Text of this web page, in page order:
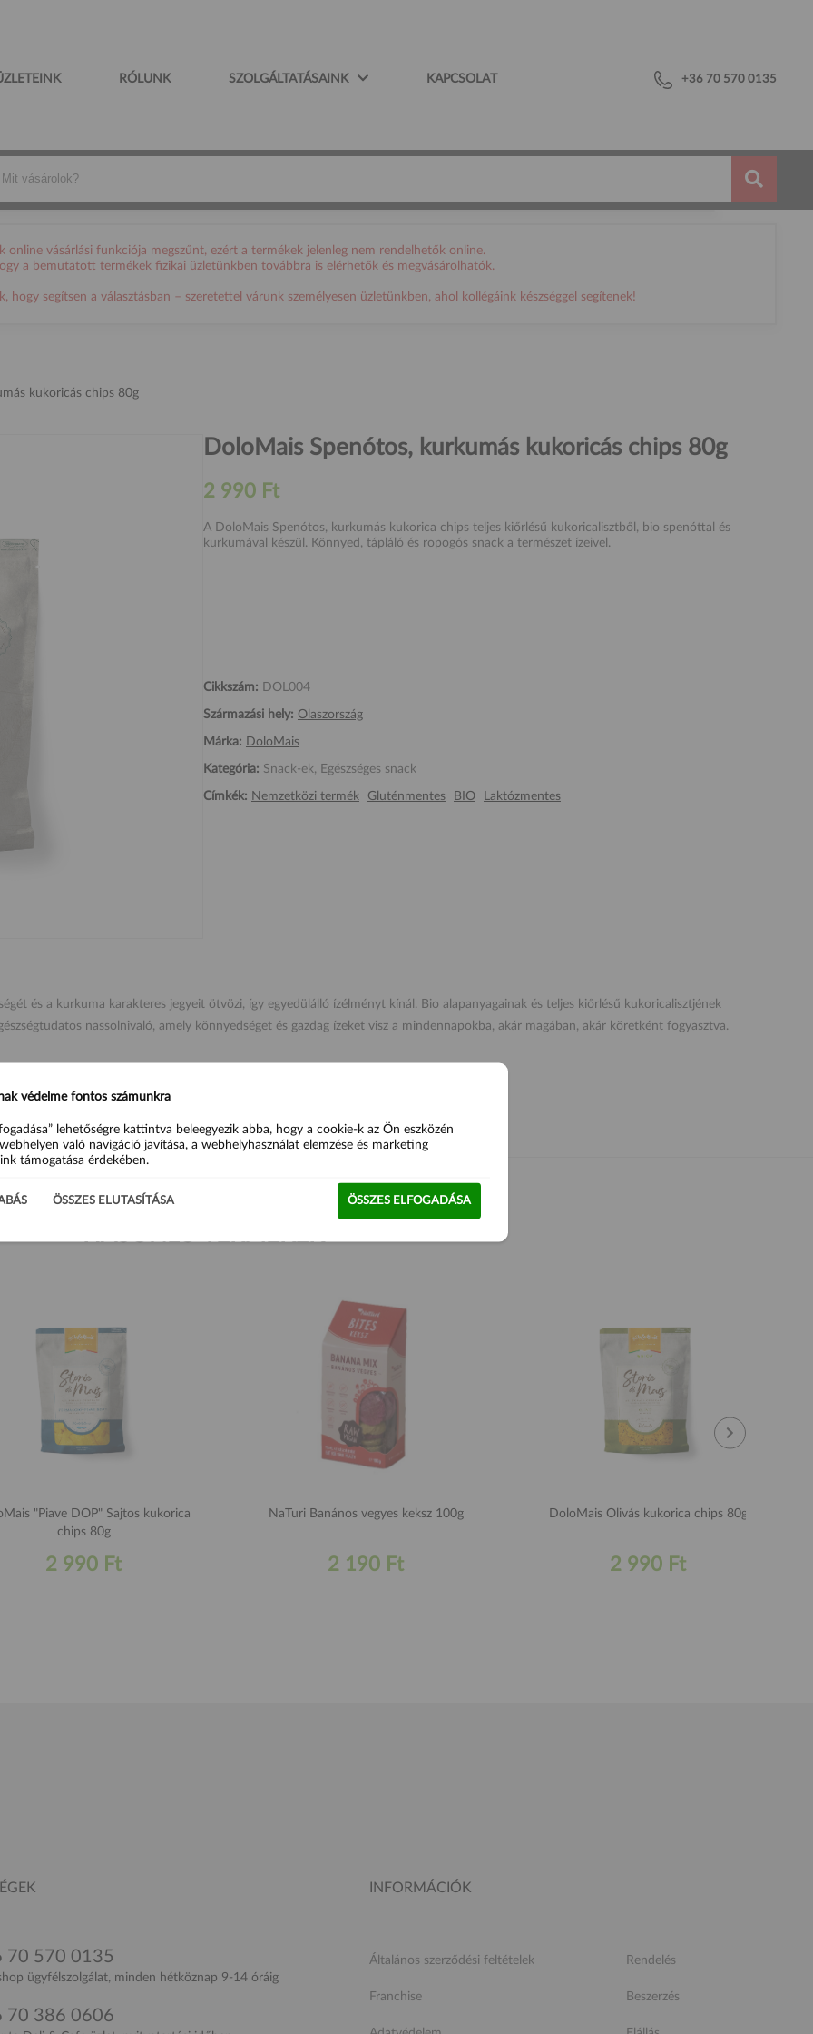
RÓLUNK SZOLGÁLTATÁSAINK KAPCSOLAT +36 70 570 0135
online vásárlási funkciója megszűnt, ezért a termékek jelenleg nem rendelhetők online.
a bemutatott termékek fizikai üzletünkben továbbra is elérhetők és megvásárolhatók.
segítsen a választásban – szeretettel várunk személyesen üzletünkben, ahol kollégáink készséggel segítenek!
kukoricás chips 80g
DoloMais Spenótos, kurkumás kukoricás chips 80g
2 990 Ft
A DoloMais Spenótos, kurkumás kukorica chips teljes kiőrlésű kukoricalisztből, bio spenóttal és
kurkumával készül. Könnyed, tápláló és ropogós snack a természet ízeivel.
Cikkszám: DOL004
Származási hely: Olaszország
Márka: DoloMais
Kategória: Snack-ek, Egészséges snack
Címkék: Nemzetközi termék Gluténmentes BIO Laktózmentes
és a kurkuma karakteres jegyeit ötvözi, így egyedülálló ízélményt kínál. Bio alapanyagainak és teljes kiőrlésű kukoricalisztjének
nassolnivaló, amely könnyedséget és gazdag ízeket visz a mindennapokba, akár magában, akár köretként fogyasztva.
alapanyagok felhasználásával, a természet tiszta ízeit kiemelve.
"Piave DOP" Sajtos kukorica
chips 80g
2 990 Ft
NaTuri Banános vegyes keksz 100g
2 190 Ft
DoloMais Olivás kukorica chips 80g
2 990 Ft
70 570 0135
ügyfélszolgálat, minden hétköznap 9-14 óráig
70 386 0606
INFORMÁCIÓK
Általános szerződési feltételek
Franchise
Rendelés
Beszerzés
védelme fontos számunkra
lehetőségre kattintva beleegyezik abba, hogy a cookie-k az Ön eszközén
való navigáció javítása, a webhelyhasználat elemzése és marketing
támogatása érdekében.
ÖSSZES ELUTASÍTÁSA ÖSSZES ELFOGADÁSA